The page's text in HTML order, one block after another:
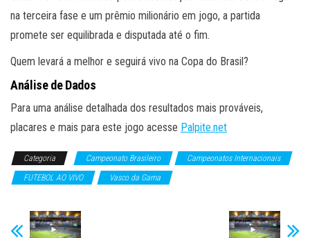
na terceira fase e um prêmio milionário em jogo, a partida
promete ser equilibrada e disputada até o fim.
Quem levará a melhor e seguirá vivo na Copa do Brasil?
Análise de Dados
Para uma análise detalhada dos resultados mais prováveis,
placares e mais para este jogo acesse Palpite.net
Categoria Campeonato Brasileiro
Campeonatos Internacionais
FUTEBOL AO VIVO
Vasco da Gama